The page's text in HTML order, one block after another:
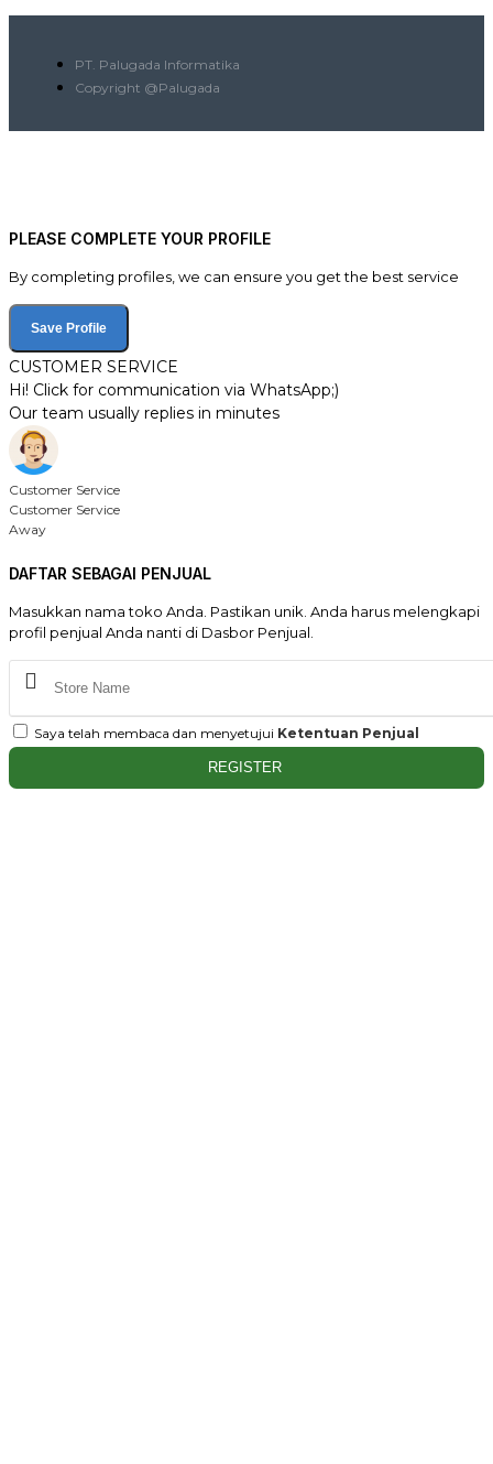
PT. Palugada Informatika
Copyright @Palugada
PLEASE COMPLETE YOUR PROFILE
By completing profiles, we can ensure you get the best service
Save Profile
CUSTOMER SERVICE
Hi! Click for communication via WhatsApp;)
Our team usually replies in minutes
Customer Service
Customer Service
Away
DAFTAR SEBAGAI PENJUAL
Masukkan nama toko Anda. Pastikan unik. Anda harus melengkapi
profil penjual Anda nanti di Dasbor Penjual.
Saya telah membaca dan menyetujui Ketentuan Penjual
REGISTER